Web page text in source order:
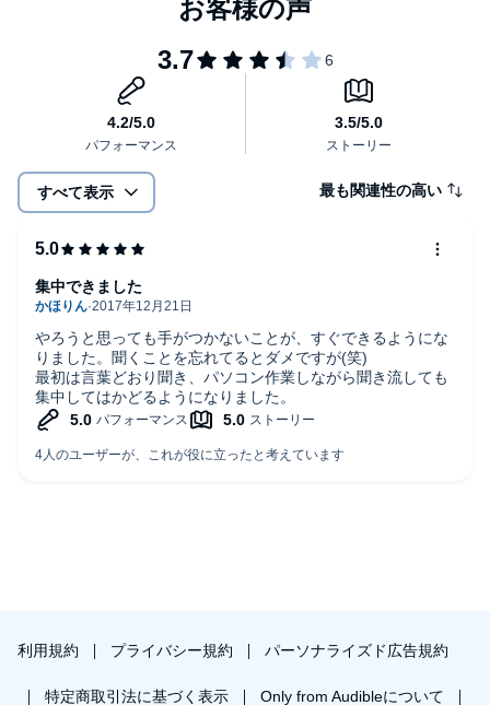
すべて表示 最も関連性の高い
やろうと思っても手がつかないことが、すぐできるようにな
りました。聞くことを忘れてるとダメですが(笑)
最初は言葉どおり聞き、パソコン作業しながら聞き流しても
集中してはかどるようになりました。
集中できました
利用規約 プライバシー規約 パーソナライズド広告規約
特定商取引法に基づく表示 Only from Audibleについて